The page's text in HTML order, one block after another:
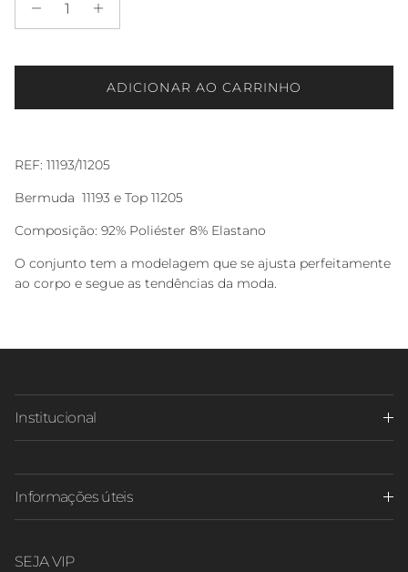
ADICIONAR AO CARRINHO
REF: 11193/11205
Bermuda 11193 e Top 11205
Composição: 92% Poliéster 8% Elastano
O conjunto tem a modelagem que se ajusta perfeitamente
ao corpo e segue as tendências da moda.
Institucional
Informações úteis
SEJA VIP